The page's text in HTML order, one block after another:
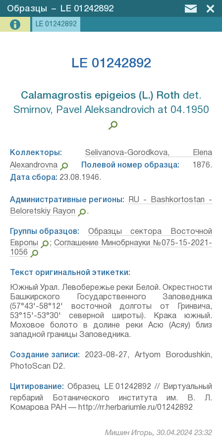
Образцы – LE 01242892
LE 01242892
LE 01242892
Calamagrostis epigeios (L.) Roth⁣ det.
Smirnov, Pavel Aleksandrovich at 04.1950
Коллекторы:
Selivanova-Gorodkova, Elena
Alexandrovna
Полевой номер образца: 1876.
Дата сбора: 23.08.1946.
Административные регионы:
RU - Bashkortostan -
Beloretskiy Rayon
.
Группы образцов:
Образцы сектора Восточной
Европы
;Соглашение Минобрнауки №075-15-2021-
1056
Текст оригинальной этикетки:
Южный Урал. Левобережье реки Белой. Окрестности
Башкирского Государственного Заповедника
(57°43'-58°12' восточной долготы от Гринвича,
53°15'-53°30' северной широты). Крака южный.
Моховое болото в долине реки Асю (Асяу) близ
западной границы Заповедника.
Создание записи: 2023-08-27, Artyom Borodushkin,
PhotoScan D2.
Цитирование: Образец LE 01242892 // Виртуальный
гербарий Ботанического института им. В. Л.
Комарова РАН — http://rr.herbariumle.ru/01242892
Мишин Игорь, 30.04.2024 23:32